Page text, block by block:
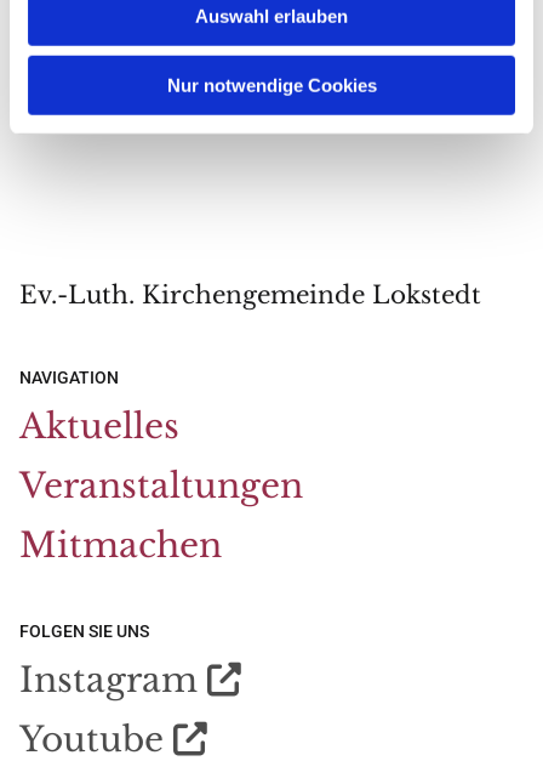
Auswahl erlauben
Nur notwendige Cookies
Ev.-Luth. Kirchengemeinde Lokstedt
NAVIGATION
Aktuelles
Veranstaltungen
Mitmachen
FOLGEN SIE UNS
Instagram 
Youtube 